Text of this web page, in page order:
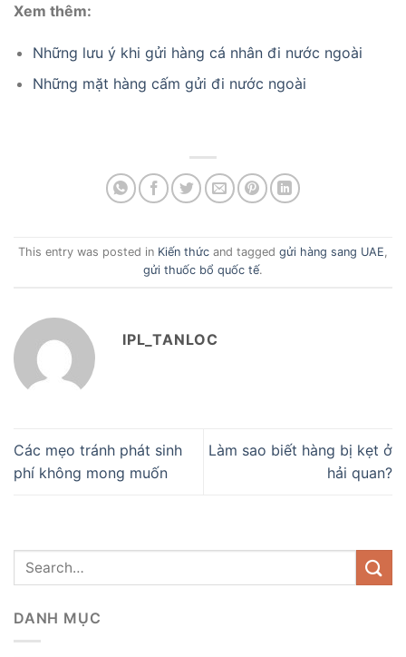
Xem thêm:
Những lưu ý khi gửi hàng cá nhân đi nước ngoài
Những mặt hàng cấm gửi đi nước ngoài
This entry was posted in Kiến thức and tagged gửi hàng sang UAE,
gửi thuốc bổ quốc tế.
IPL_TANLOC
Các mẹo tránh phát sinh
phí không mong muốn
Làm sao biết hàng bị kẹt ở
hải quan?
DANH MỤC